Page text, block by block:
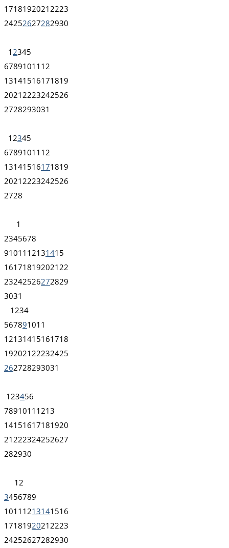
1718192021 2223
24252627282930
1 2345
67891011 12
13141516171819
2021 2223242526
2728293031
1 2345
67891011 12
13141516171819
2021 2223242526
2728
1
2345678
91011 12131415
161718192021 22
23242526272829
3031
1 234
567891011
12131415161718
192021 22232425
262728293031
1 23456
7891011 1213
14151617181920
21 222324252627
282930
1 2
3456789
1011 1213141516
1718192021 2223
24252627282930